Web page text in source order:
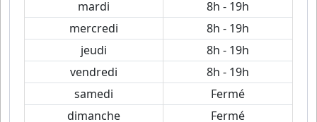
mardi
8h - 19h
mercredi
8h - 19h
jeudi
8h - 19h
vendredi
8h - 19h
samedi
Fermé
dimanche
Fermé